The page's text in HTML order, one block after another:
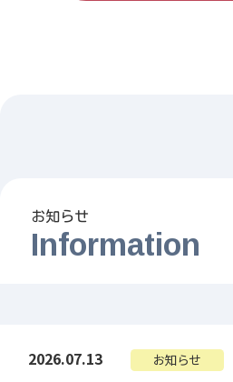
お知らせ
Information
2026.07.13 お知らせ